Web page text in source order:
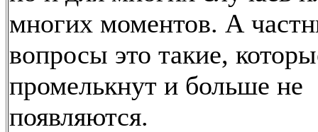
многих моментов. А
вопросы это такие,
промелькнут и больше не
появляются.